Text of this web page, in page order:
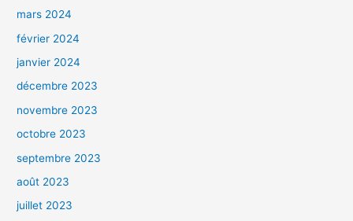
mars 2024
février 2024
janvier 2024
décembre 2023
novembre 2023
octobre 2023
septembre 2023
août 2023
juillet 2023